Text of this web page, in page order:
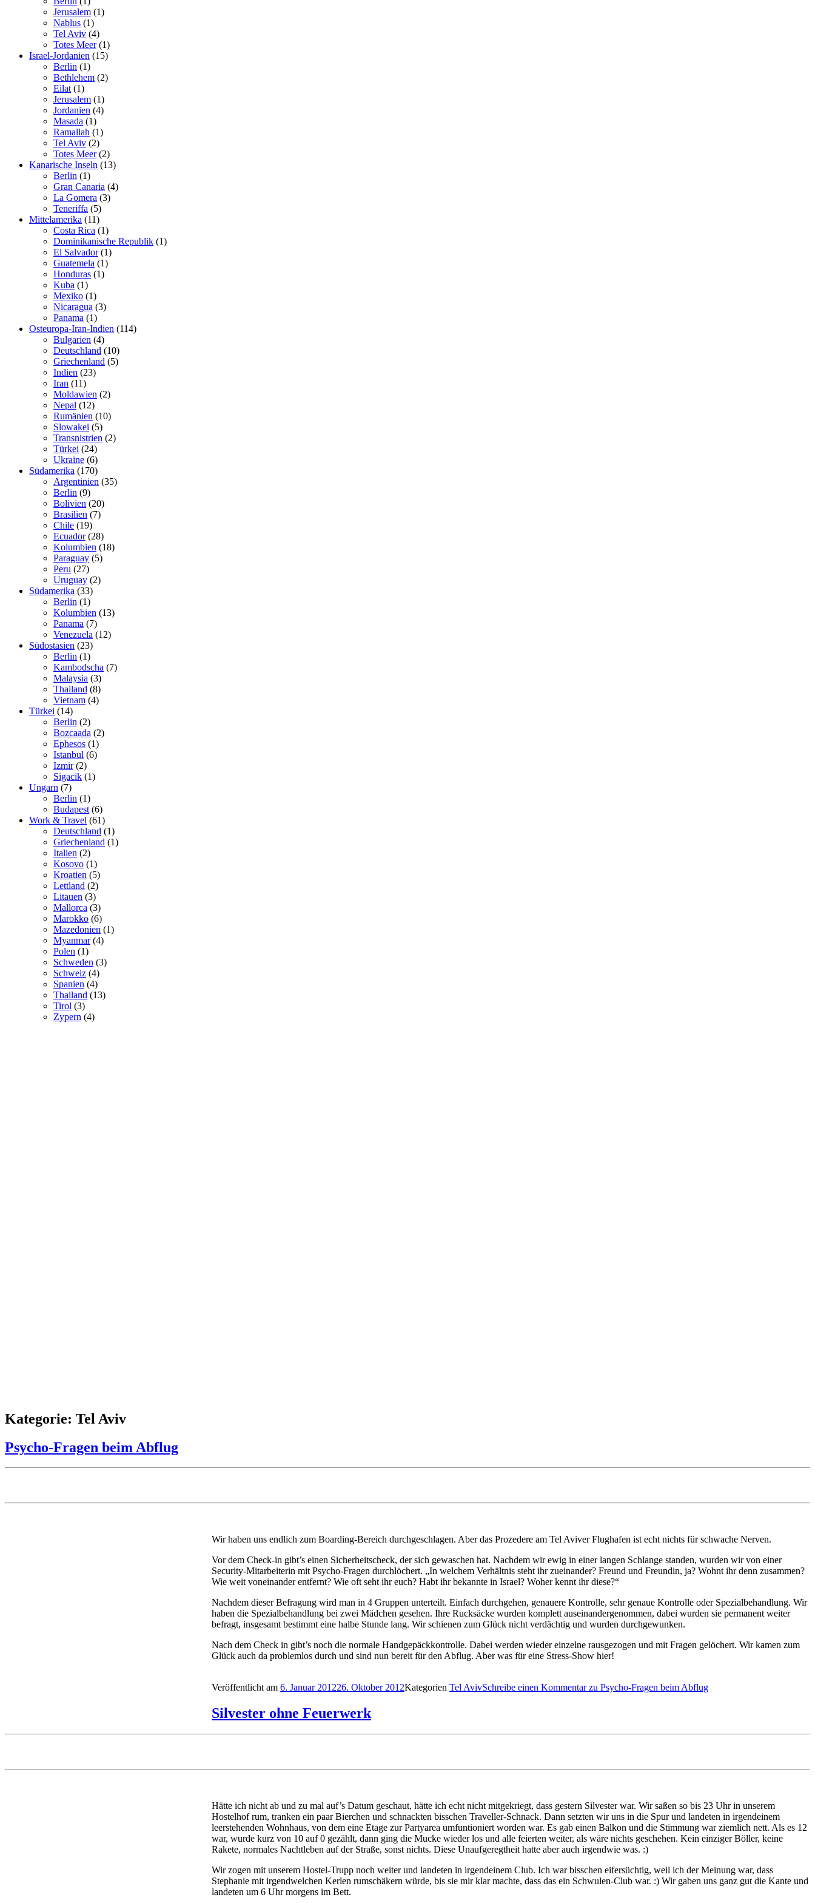
Jerusalem (1)
Nablus (1)
Tel Aviv (4)
Totes Meer(1)
Israel-Jordanien (15)
Berlin (1)
Bethlehem (2)
Eilat (1)
Jerusalem (1)
Jordanien (4)
Masada (1)
Ramallah (1)
Tel Aviv (2)
Totes Meer(2)
Kanarische Inseln (13)
Berlin (1)
Gran Canaria (4)
La Gomera (3)
Teneriffa (5)
Mittelamerika (11)
Costa Rica (1)
Dominikanische Republik (1)
El Salvador(1)
Guatemela (1)
Honduras (1)
Kuba (1)
Mexiko (1)
Nicaragua (3)
Panama (1)
Osteuropa-Iran-Indien (114)
Bulgarien (4)
Deutschland (10)
Griechenland (5)
Indien (23)
Iran (11)
Moldawien (2)
Nepal (12)
Rumänien (10)
Slowakei (5)
Transnistrien (2)
Türkei (24)
Ukraine (6)
Südamerika (170)
Argentinien (35)
Berlin (9)
Bolivien (20)
Brasilien (7)
Chile (19)
Ecuador(28)
Kolumbien (18)
Paraguay (5)
Peru (27)
Uruguay (2)
Südamerika (33)
Berlin (1)
Kolumbien (13)
Panama (7)
Venezuela (12)
Südostasien (23)
Berlin (1)
Kambodscha (7)
Malaysia (3)
Thailand (8)
Vietnam (4)
Türkei (14)
Berlin (2)
Bozcaada (2)
Ephesos (1)
Istanbul (6)
Izmir(2)
Sigacik (1)
Ungarn (7)
Berlin (1)
Budapest (6)
Work & Travel (61)
Deutschland (1)
Griechenland (1)
Italien (2)
Kosovo (1)
Kroatien (5)
Lettland (2)
Litauen (3)
Mallorca (3)
Marokko (6)
Mazedonien (1)
Myanmar(4)
Polen (1)
Schweden (3)
Schweiz (4)
Spanien (4)
Thailand (13)
Tirol (3)
Zypern (4)
Kategorie: Tel Aviv
Psycho-Fragen beim Abflug
Wir haben uns endlich zum Boarding-Bereich durchgeschlagen. Aber das Prozedere am Tel Aviver Flughafen ist echt nichts für schwache Nerven.
Vor dem Check-in gibt’s einen Sicherheitscheck, der sich gewaschen hat. Nachdem wir ewig in einer langen Schlange standen, wurden wir von einer
Security-Mitarbeiterin mit Psycho-Fragen durchlöchert. „In welchem Verhältnis steht ihr zueinander? Freund und Freundin, ja? Wohnt ihr denn zusammen?
Wie weit voneinander entfernt? Wie oft seht ihr euch? Habt ihr bekannte in Israel? Woher kennt ihr diese?“
Nachdem dieser Befragung wird man in 4 Gruppen unterteilt. Einfach durchgehen, genauere Kontrolle, sehr genaue Kontrolle oder Spezialbehandlung. Wir
haben die Spezialbehandlung bei zwei Mädchen gesehen. Ihre Rucksäcke wurden komplett auseinandergenommen, dabei wurden sie permanent weiter
befragt, insgesamt bestimmt eine halbe Stunde lang. Wir schienen zum Glück nicht verdächtig und wurden durchgewunken.
Nach dem Check in gibt’s noch die normale Handgepäckkontrolle. Dabei werden wieder einzelne rausgezogen und mit Fragen gelöchert. Wir kamen zum
Glück auch da problemlos durch und sind nun bereit für den Abflug. Aber was für eine Stress-Show hier!
Veröffentlicht am 6. Januar 201226. Oktober 2012Kategorien Tel AvivSchreibe einen Kommentarzu Psycho-Fragen beim Abflug
Silvester ohne Feuerwerk
Hätte ich nicht ab und zu mal auf’s Datum geschaut, hätte ich echt nicht mitgekriegt, dass gestern Silvester war. Wir saßen so bis 23 Uhr in unserem
Hostelhof rum, tranken ein paar Bierchen und schnackten bisschen Traveller-Schnack. Dann setzten wir uns in die Spur und landeten in irgendeinem
leerstehenden Wohnhaus, von dem eine Etage zur Partyarea umfuntioniert worden war. Es gab einen Balkon und die Stimmung war ziemlich nett. Als es 12
war, wurde kurz von 10 auf 0 gezählt, dann ging die Mucke wieder los und alle feierten weiter, als wäre nichts geschehen. Kein einziger Böller, keine
Rakete, normales Nachtleben auf der Straße, sonst nichts. Diese Unaufgeregtheit hatte aber auch irgendwie was. :)
Wir zogen mit unserem Hostel-Trupp noch weiter und landeten in irgendeinem Club. Ich war bisschen eifersüchtig, weil ich der Meinung war, dass
Stephanie mit irgendwelchen Kerlen rumschäkern würde, bis sie mir klar machte, dass das ein Schwulen-Club war. :) Wir gaben uns ganz gut die Kante und
landeten um 6 Uhr morgens im Bett.